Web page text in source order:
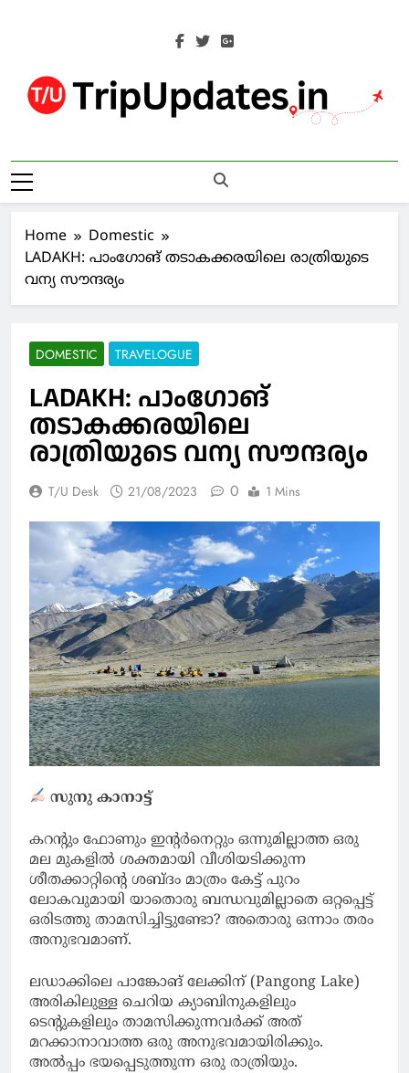
Trip Updates
Home
Domestic
LADAKH: പാംഗോങ് തടാകക്കരയിലെ രാത്രിയുടെ
വന്യ സൗന്ദര്യം
DOMESTIC TRAVELOGUE
LADAKH: പാംഗോങ്
തടാകക്കരയിലെ
രാത്രിയുടെ വന്യ സൗന്ദര്യം
T/U Desk 21/08/2023 0 1 Mins
സുനു കാനാട്ട്
കറന്റും ഫോണും ഇന്റർനെറ്റും ഒന്നുമില്ലാത്ത ഒരു
മല മുകളിൽ ശക്തമായി വീശിയടിക്കുന്ന
ശീതക്കാറ്റിന്റെ ശബ്ദം മാത്രം കേട്ട് പുറം
ലോകവുമായി യാതൊരു ബന്ധവുമില്ലാതെ ഒറ്റപ്പെട്ട്
ഒരിടത്തു താമസിച്ചിട്ടുണ്ടോ? അതൊരു ഒന്നാം തരം
അനുഭവമാണ്.
ലഡാക്കിലെ പാങ്കോങ് ലേക്കിന് (Pangong Lake)
അരികിലുള്ള ചെറിയ ക്യാബിനുകളിലും
ടെന്റുകളിലും താമസിക്കുന്നവർക്ക് അത്
മറക്കാനാവാത്ത ഒരു അനുഭവമായിരിക്കും.
അൽപ്പം ഭയപ്പെടുത്തുന്ന ഒരു രാത്രിയും.